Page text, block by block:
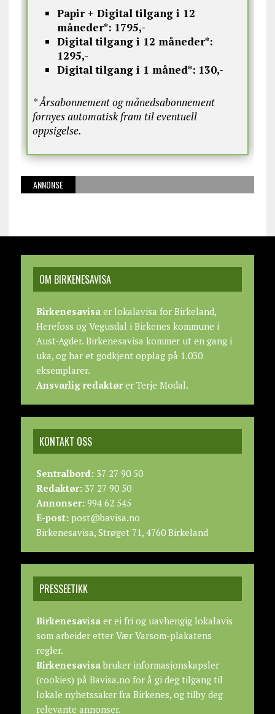
Papir + Digital tilgang i 12
måneder*: 1795,-
Digital tilgang i 12 måneder*:
1295,-
Digital tilgang i 1 måned*: 130,-
* Årsabonnement og månedsabonnement
fornyes automatisk fram til eventuell
oppsigelse.
ANNONSE
OM BIRKENESAVISA
Birkenesavisaer lokalavisa for Birkeland,
Herefoss og Vegusdal i Birkenes kommune i
Aust-Agder. Birkenesavisa kommer ut en gang i
uka, og har et godkjent opplag på 1.030
eksemplarer.
Ansvarlig redaktører Terje Modal.
KONTAKT OSS
Sentralbord:37 27 90 50
Redaktør:37 27 90 50
Annonser:994 62 545
E-post:post@bavisa.no
Birkenesavisa, Strøget 71, 4760 Birkeland
PRESSEETIKK
Birkenesavisaer ei fri og uavhengig lokalavis
som arbeider etter Vær Varsom-plakatens
regler.
Birkenesavisabruker informasjonskapsler
(cookies) på Bavisa.no for å gi deg tilgang til
lokale nyhetssaker fra Birkenes, og tilby deg
relevante annonser.